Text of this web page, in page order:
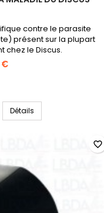
contre le parasite
présent sur la plupart
chez le Discus.
€
DétailseSHa Hexamita -
favorite_border